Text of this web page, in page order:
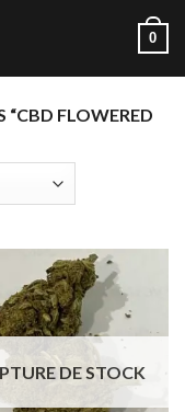
0
“CBD FLOWERED
DE STOCK